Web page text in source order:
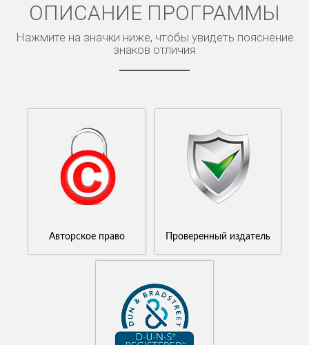
ОПИСАНИЕ ПРОГРАММЫ
Нажмите на значки ниже, чтобы увидеть пояснение
знаков отличия
Авторское право Проверенный издатель